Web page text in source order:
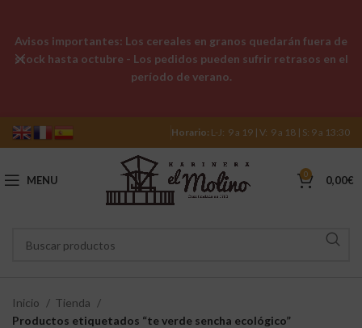
Horario: L-J: 9 a 19 | V: 9 a 18 | S: 9 a 13:30
MENU 0 0,00€
Inicio
Tienda
Productos etiquetados “te verde sencha ecológico”
Avisos importantes: Los cereales en granos quedarán fuera de
stock hasta octubre - Los pedidos pueden sufrir retrasos en el
período de verano.